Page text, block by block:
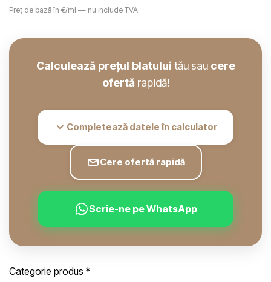
Preț de bază în €/ml — nu include TVA.
Calculează prețul blatului tău sau cere
ofertă rapidă!
Completează datele în calculator
Cere ofertă rapidă
Scrie-ne pe WhatsApp
Categorie produs *